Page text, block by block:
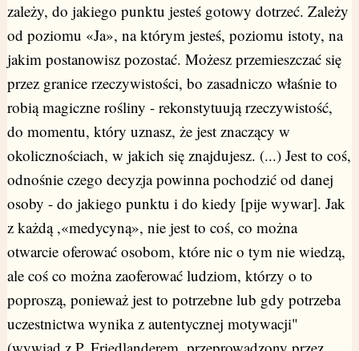
zależy, do jakiego punktu jesteś gotowy dotrzeć. Zależy
od poziomu «Ja», na którym jesteś, poziomu istoty, na
jakim postanowisz pozostać. Możesz przemieszczać się
przez granice rzeczywistości, bo zasadniczo właśnie to
robią magiczne rośliny - rekonstytuują rzeczywistość,
do momentu, który uznasz, że jest znaczący w
okolicznościach, w jakich się znajdujesz. (...) Jest to coś,
odnośnie czego decyzja powinna pochodzić od danej
osoby - do jakiego punktu i do kiedy [pije wywar]. Jak
z każdą ,«medycyną», nie jest to coś, co można
otwarcie oferować osobom, które nic o tym nie wiedzą,
ale coś co można zaoferować ludziom, którzy o to
poproszą, ponieważ jest to potrzebne lub gdy potrzeba
uczestnictwa wynika z autentycznej motywacji"